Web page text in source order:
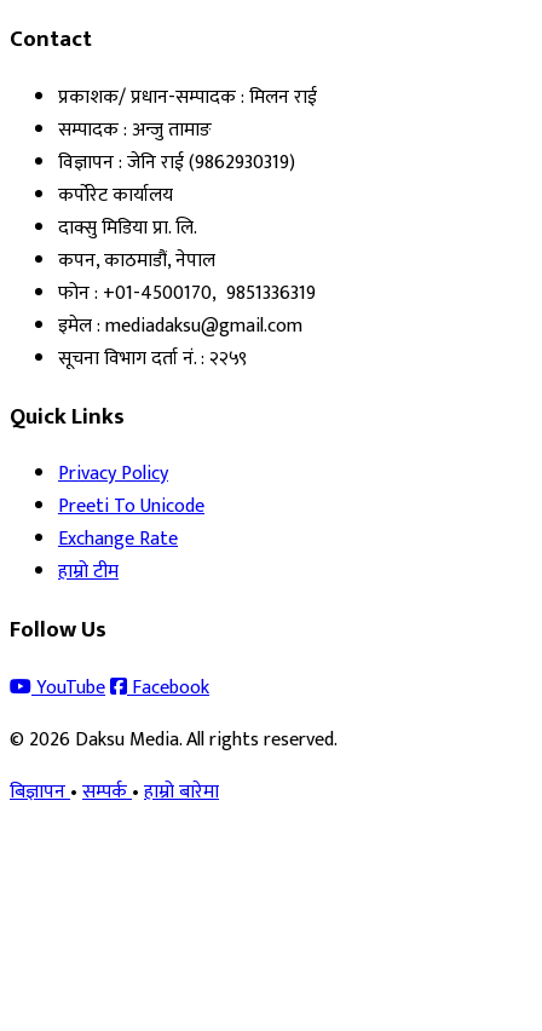
Contact
प्रकाशक/ प्रधान-सम्पादक : मिलन राई
सम्पादक : अन्जु तामाङ
विज्ञापन : जेनि राई (9862930319)
कर्पोरेट कार्यालय
दाक्सु मिडिया प्रा. लि.
कपन, काठमाडौं, नेपाल
फोन : +01-4500170, 9851336319
इमेल : mediadaksu@gmail.com
सूचना विभाग दर्ता नं. : २२५९
Quick Links
Privacy Policy
Preeti To Unicode
Exchange Rate
हाम्रो टीम
Follow Us
YouTube
Facebook
© 2026 Daksu Media. All rights reserved.
बिज्ञापन•सम्पर्क•हाम्रो बारेमा